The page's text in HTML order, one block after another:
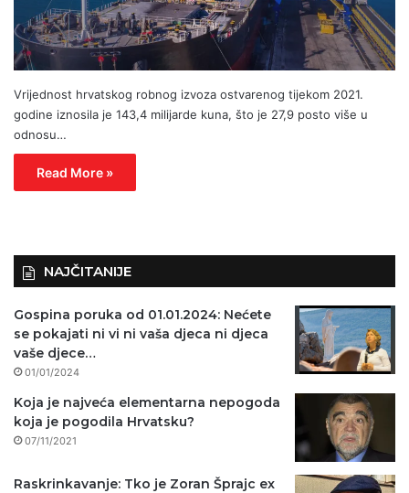
Vrijednost hrvatskog robnog izvoza ostvarenog tijekom 2021.
godine iznosila je 143,4 milijarde kuna, što je 27,9 posto više u
odnosu…
Read More »
NAJČITANIJE
Gospina poruka od 01.01.2024: Nećete
se pokajati ni vi ni vaša djeca ni djeca
vaše djece…
01/01/2024
Koja je najveća elementarna nepogoda
koja je pogodila Hrvatsku?
07/11/2021
Raskrinkavanje: Tko je Zoran Šprajc ex